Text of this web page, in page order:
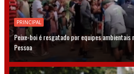
PRINCIPAL
Peixe-boi é resgatado por equipes ambientais
Pessoa